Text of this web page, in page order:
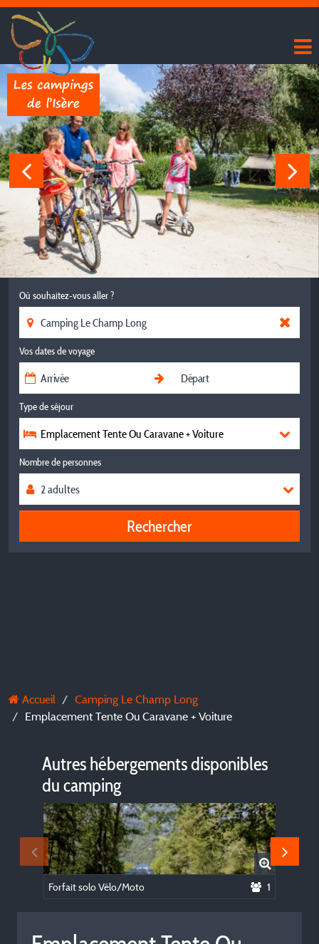
Où souhaitez-vous aller ?
Vos dates de voyage
Type de séjour
Emplacement Tente Ou Caravane + Voiture
Nombre de personnes
Rechercher
Accueil
Camping Le Champ Long
Emplacement Tente Ou Caravane + Voiture
Autres hébergements disponibles
du camping
Forfait solo Vélo/Moto 1